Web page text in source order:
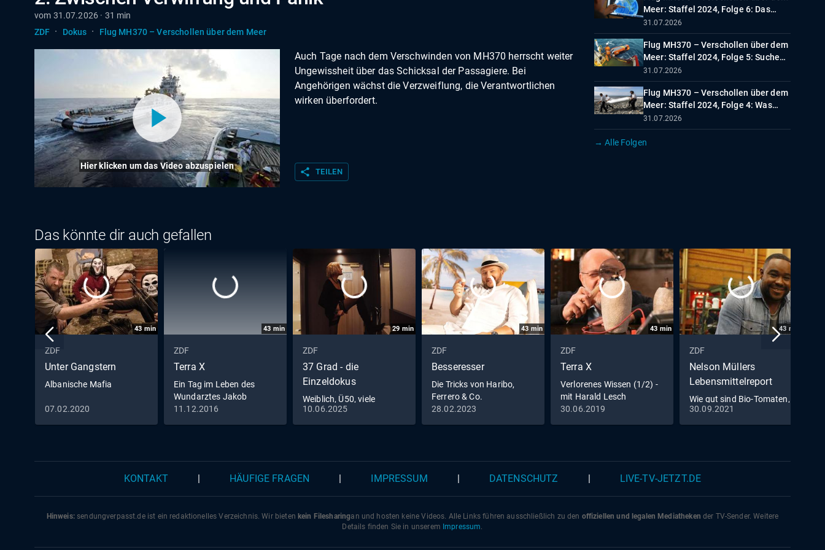
vom 31.07.2026 · 31 min
ZDF · Dokus · Flug MH370 – Verschollen über dem Meer
Hier klicken um das Video abzuspielen
Auch Tage nach dem Verschwinden von MH370 herrscht weiter
Ungewissheit über das Schicksal der Passagiere. Bei
Angehörigen wächst die Verzweiflung, die Verantwortlichen
wirken überfordert.
share TEILEN
Meer: Staffel 2024, Folge 6: Das
Ende der Reise?
31.07.2026
Flug MH370 – Verschollen über dem
Meer: Staffel 2024, Folge 5: Suche
nach Antworten
31.07.2026
Flug MH370 – Verschollen über dem
Meer: Staffel 2024, Folge 4: Was
Trümmer erzählen
31.07.2026
→ Alle Folgen
Das könnte dir auch gefallen
43 min
ZDF
Unter Gangstern
Albanische Mafia
07.02.2020
43 min
ZDF
Terra X
Ein Tag im Leben des
Wundarztes Jakob
Althaus im Jahr 1454
11.12.2016
29 min
ZDF
37 Grad - die
Einzeldokus
Weiblich, Ü50, viele
Liebhaber
10.06.2025
43 min
ZDF
Besseresser
Die Tricks von Haribo,
Ferrero & Co.
28.02.2023
43 min
ZDF
Terra X
Verlorenes Wissen (1/2) -
mit Harald Lesch
30.06.2019
43 min
ZDF
Nelson Müllers
Lebensmittelreport
Wie gut sind Bio-Tomaten,
Edel-Rindfleisch &
Schokolade?
30.09.2021
KONTAKT HÄUFIGE FRAGEN IMPRESSUM DATENSCHUTZ LIVE-TV-JETZT.DE
Hinweis:sendungverpasst.deist ein redaktionelles Verzeichnis. Wir bieten kein Filesharingan und hosten keine Videos. Alle Links führen ausschließlich zu den offiziellen und legalen Mediatheken der TV-Sender. Weitere
Details finden Sie in unserem Impressum.